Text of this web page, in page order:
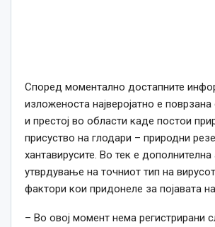
Според моментално достапните
изложеноста најверојатно е
и престој во области каде постои
присуство на глодари – природни
хантавирусите. Во тек е
утврдување на точниот тип на
фактори кои придонеле за појавата
– Во овој момент нема регистрирани